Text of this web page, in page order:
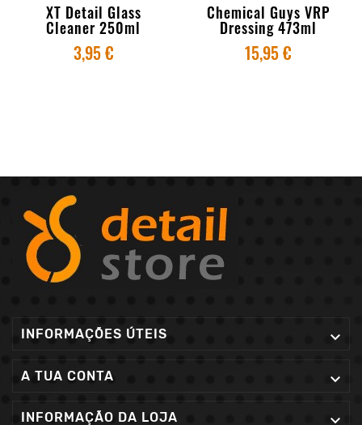
XT Detail Glass
Cleaner 250ml
3,95 €
Chemical Guys VRP
Dressing 473ml
15,95 €
INFORMAÇÕES ÚTEIS 
A TUA CONTA 
INFORMAÇÃO DA LOJA 